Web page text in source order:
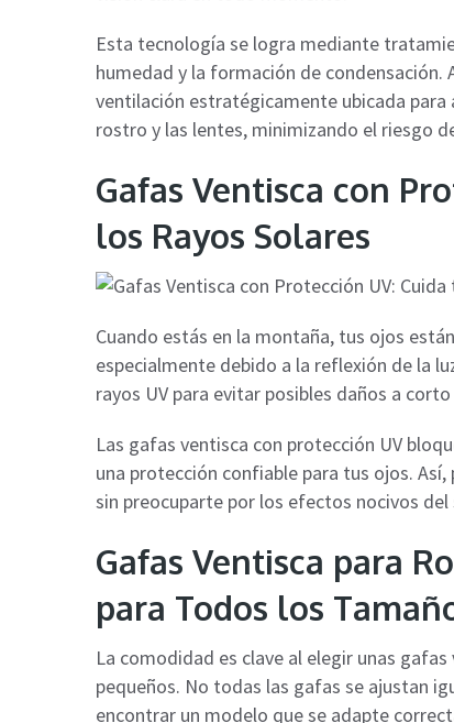
Esta tecnología se logra mediante
humedad y la formación de condensación.
ventilación estratégicamente ubicada
rostro y las lentes, minimizando el riesgo
Gafas Ventisca con
los Rayos Solares
Cuando estás en la montaña, tus ojos
especialmente debido a la reflexión de la
rayos UV para evitar posibles daños a
Las gafas ventisca con protección UV
una protección confiable para tus ojos.
sin preocuparte por los efectos nocivos del
Gafas Ventisca para
para Todos los
La comodidad es clave al elegir unas
pequeños. No todas las gafas se ajustan
encontrar un modelo que se adapte